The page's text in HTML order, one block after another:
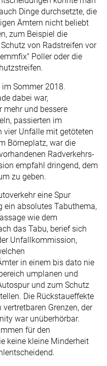
Dinge durchsetzte, die
Ämtern nicht beliebt
zum Beispiel die
von Radstreifen vor
Poller oder die
Sommer 2018.
dabei war,
mehr und bessere
passierten im
vier Unfälle mit getöteten
Börneplatz, war die
Radverkehrs-
empfahl dringend, dem
zu geben.
eine Spur
ein absolutes Tabuthema,
wie dem
das Tabu, berief sich
Unfallkommission,
in einem bis dato nie
umplanen und
und zum Schutz
Die Rückstaueffekte
Grenzen, der
war unüberhörbar.
für den
keine kleine Minderheit